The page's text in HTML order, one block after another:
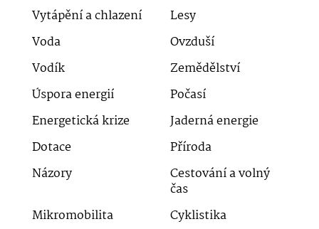
Vytápění a chlazení
Lesy
Voda
Ovzduší
Vodík
Zemědělství
Úspora energií
Počasí
Energetická krize
Jaderná energie
Dotace
Příroda
Názory
Cestování a volný
čas
Mikromobilita
Cyklistika